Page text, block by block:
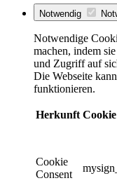
Notwendig
Notwendige
machen, indem
und Zugriff auf
Die Webseite
funktionieren.
Herkunft Cookie
Cookie
Consent